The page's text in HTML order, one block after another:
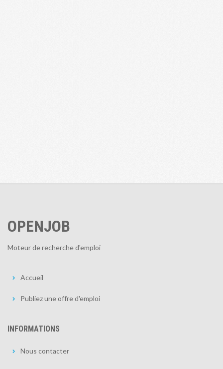
OPENJOB
Moteur de recherche d'emploi
Accueil
Publiez une offre d'emploi
INFORMATIONS
Nous contacter